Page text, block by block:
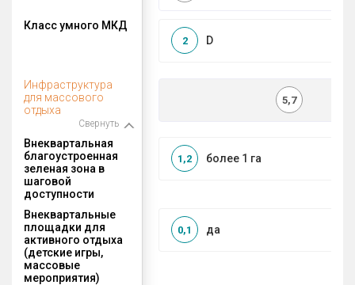
Класс умного МКД
D
2
Инфраструктура
для массового
отдыха
Свернуть
5,7
Внеквартальная
благоустроенная
зеленая зона в
шаговой
доступности
более 1 га
1,2
Внеквартальные
площадки для
активного отдыха
(детские игры,
массовые
мероприятия)
да
0,1